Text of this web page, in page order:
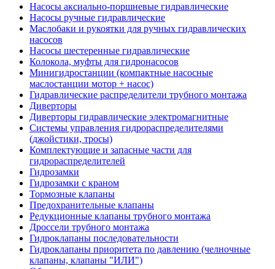
Насосы аксиально-поршневые гидравлические
Насосы ручные гидравлические
Маслобаки и рукоятки для ручных гидравлических
насосов
Насосы шестеренные гидравлические
Колокола, муфты для гидронасосов
Минигидростанции (компактные насосные
маслостанции мотор + насос)
Гидравлические распределители трубного монтажа
Диверторы
Диверторы гидравлические электромагнитные
Системы управления гидрораспределителями
(джойстики, тросы)
Комплектующие и запасные части для
гидрораспределителей
Гидрозамки
Гидрозамки с краном
Тормозные клапаны
Предохранительные клапаны
Редукционные клапаны трубного монтажа
Дроссели трубного монтажа
Гидроклапаны последовательности
Гидроклапаны приоритета по давлению (челночные
клапаны, клапаны "ИЛИ")